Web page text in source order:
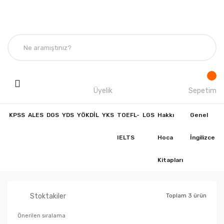
Üyelik Sepetim
KPSS ALES DGS YDS YÖKDİL YKS TOEFL-
IELTS
LGS Hakkı
Hoca
Kitapları
Genel
İngilizce
Stoktakiler Toplam 3 ürün